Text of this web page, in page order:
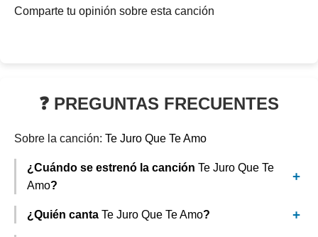
Comparte tu opinión sobre esta canción
❓ PREGUNTAS FRECUENTES
Sobre la canción: Te Juro Que Te Amo
¿Cuándo se estrenó la canción Te Juro Que Te
Amo?
¿Quién canta Te Juro Que Te Amo?